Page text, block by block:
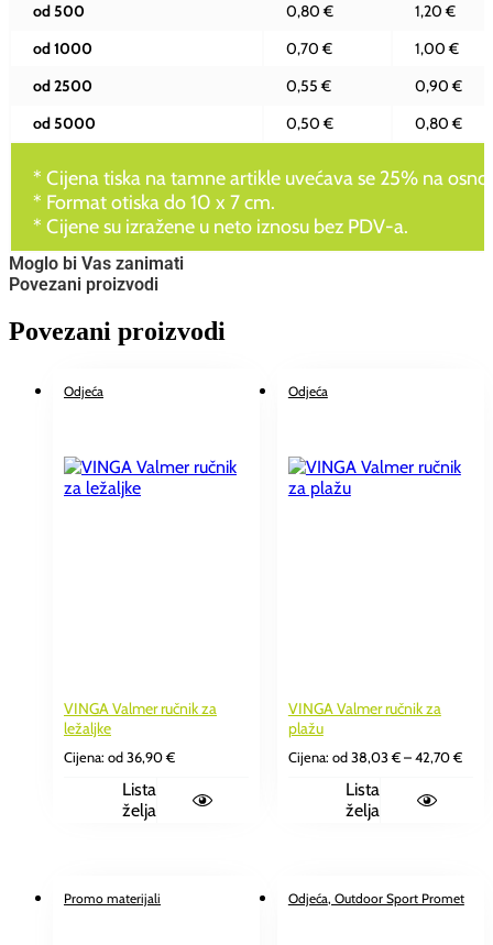
od 500 0,80 €
1,20 €
od 1000
0,70 €
1,00 €
od 2500
0,55 €
0,90 €
od 5000
0,50 € 0,80 €
* Cijena tiska na tamne artikle uvećava se 25% na
* Format otiska do 10 x 7 cm.
* Cijene su izražene u neto iznosu bez PDV-a.
Moglo bi Vas zanimati
Povezani proizvodi
Povezani proizvodi
Odjeća
VINGA Valmer ručnik za
ležaljke
Cijena: od 36,90€
Lista
želja
Odjeća
VINGA Valmer ručnik za
plažu
Cijena: od 38,03€ – 42,70€
Lista
želja
Promo materijali Odjeća, Outdoor Sport Promet